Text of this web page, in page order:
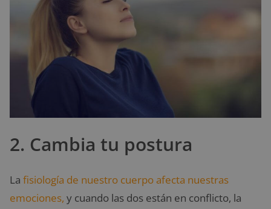
2. Cambia tu postura
La fisiología de nuestro cuerpo afecta nuestras
emociones, y cuando las dos están en conflicto, la